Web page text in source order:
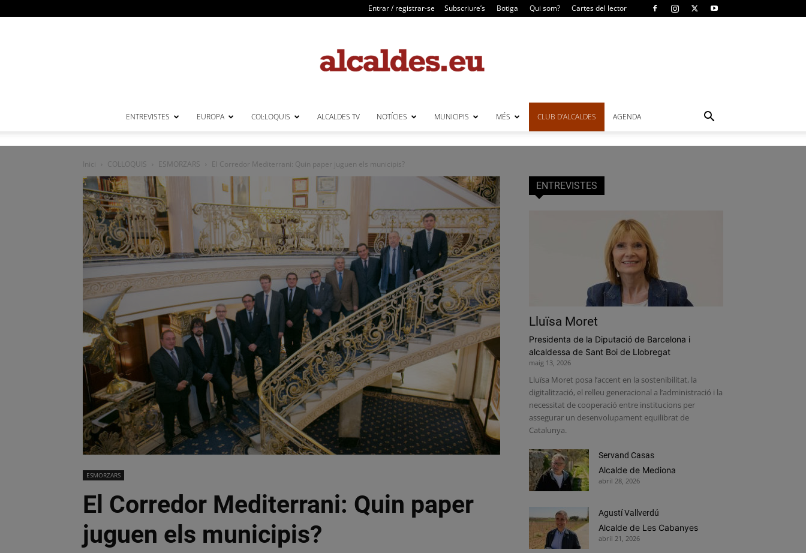
Entrar / registrar-se Subscriure’s Botiga Qui som? Cartes del lector
ENTREVISTES EUROPA COL·LOQUIS ALCALDES TV NOTÍCIES MUNICIPIS MÉS CLUB D’ALCALDES AGENDA
Inici COL·LOQUIS ESMORZARS El Corredor Mediterrani: Quin paper juguen els municipis?
ESMORZARS
El Corredor Mediterrani: Quin paper
juguen els municipis?
ENTREVISTES
Lluïsa Moret
Presidenta de la Diputació de Barcelona i
alcaldessa de Sant Boi de Llobregat
maig 13, 2026
Lluïsa Moret posa l’accent en la sostenibilitat, la
digitalització, el relleu generacional a l’administració i la
necessitat de cooperació entre institucions per
assegurar un desenvolupament equilibrat de
Catalunya.
Servand Casas
Alcalde de Mediona
abril 28, 2026
Agustí Vallverdú
Alcalde de Les Cabanyes
abril 21, 2026